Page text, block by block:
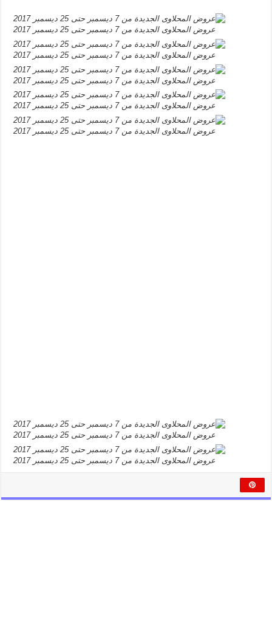
عروض المحلاوى الجديدة من 7 ديسمبر حتى 25 ديسمبر 2017
عروض المحلاوى الجديدة من 7 ديسمبر حتى 25 ديسمبر 2017
عروض المحلاوى الجديدة من 7 ديسمبر حتى 25 ديسمبر 2017
عروض المحلاوى الجديدة من 7 ديسمبر حتى 25 ديسمبر 2017
عروض المحلاوى الجديدة من 7 ديسمبر حتى 25 ديسمبر 2017
عروض المحلاوى الجديدة من 7 ديسمبر حتى 25 ديسمبر 2017
عروض المحلاوى الجديدة من 7 ديسمبر حتى 25 ديسمبر 2017